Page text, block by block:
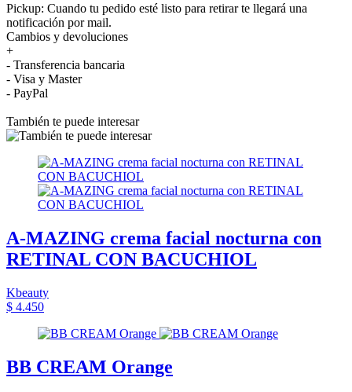
Pickup: Cuando tu pedido esté listo para retirar te llegará una
notificación por mail.
Cambios y devoluciones
+
- Transferencia bancaria
- Visa y Master
- PayPal
También te puede interesar
A-MAZING crema facial nocturna con
RETINAL CON BACUCHIOL
Kbeauty
$ 4.450
BB CREAM Orange